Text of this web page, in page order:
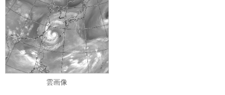
雲画像